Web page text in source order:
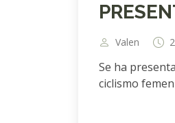
Valen
Se ha
ciclismo